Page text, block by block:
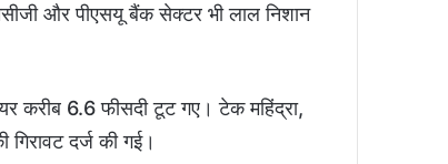
और पीएसयू बैंक सेक्टर भी लाल निशान
करीब 6.6 फीसदी टूट गए। टेक महिंद्रा,
दर्ज की गई।